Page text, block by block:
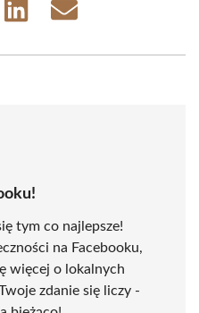
Share
Share
tym co najlepsze!
na Facebooku,
więcej o lokalnych
zdanie się liczy -